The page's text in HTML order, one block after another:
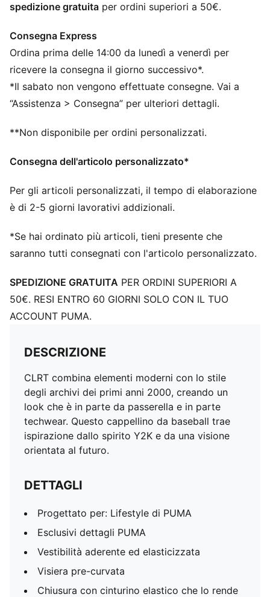
spedizione gratuita per ordini superiori a 50€.
Consegna Express
Ordina prima delle 14:00 da lunedì a venerdì per
ricevere la consegna il giorno successivo*.
*Il sabato non vengono effettuate consegne. Vai a
“Assistenza > Consegna” per ulteriori dettagli.
**Non disponibile per ordini personalizzati.
Consegna dell'articolo personalizzato*
Per gli articoli personalizzati, il tempo di elaborazione
è di 2-5 giorni lavorativi addizionali.
*Se hai ordinato più articoli, tieni presente che
saranno tutti consegnati con l'articolo personalizzato.
SPEDIZIONE GRATUITA PER ORDINI SUPERIORI A
50€. RESI ENTRO 60 GIORNI SOLO CON IL TUO
ACCOUNT PUMA.
DESCRIZIONE
CLRT combina elementi moderni con lo stile
degli archivi dei primi anni 2000, creando un
look che è in parte da passerella e in parte
techwear. Questo cappellino da baseball trae
ispirazione dallo spirito Y2K e da una visione
orientata al futuro.
DETTAGLI
Progettato per: Lifestyle di PUMA
Esclusivi dettagli PUMA
Vestibilità aderente ed elasticizzata
Visiera pre-curvata
Chiusura con cinturino elastico che lo rende